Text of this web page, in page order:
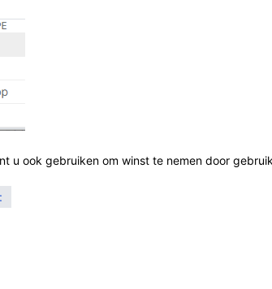
u ook gebruiken om winst te nemen door